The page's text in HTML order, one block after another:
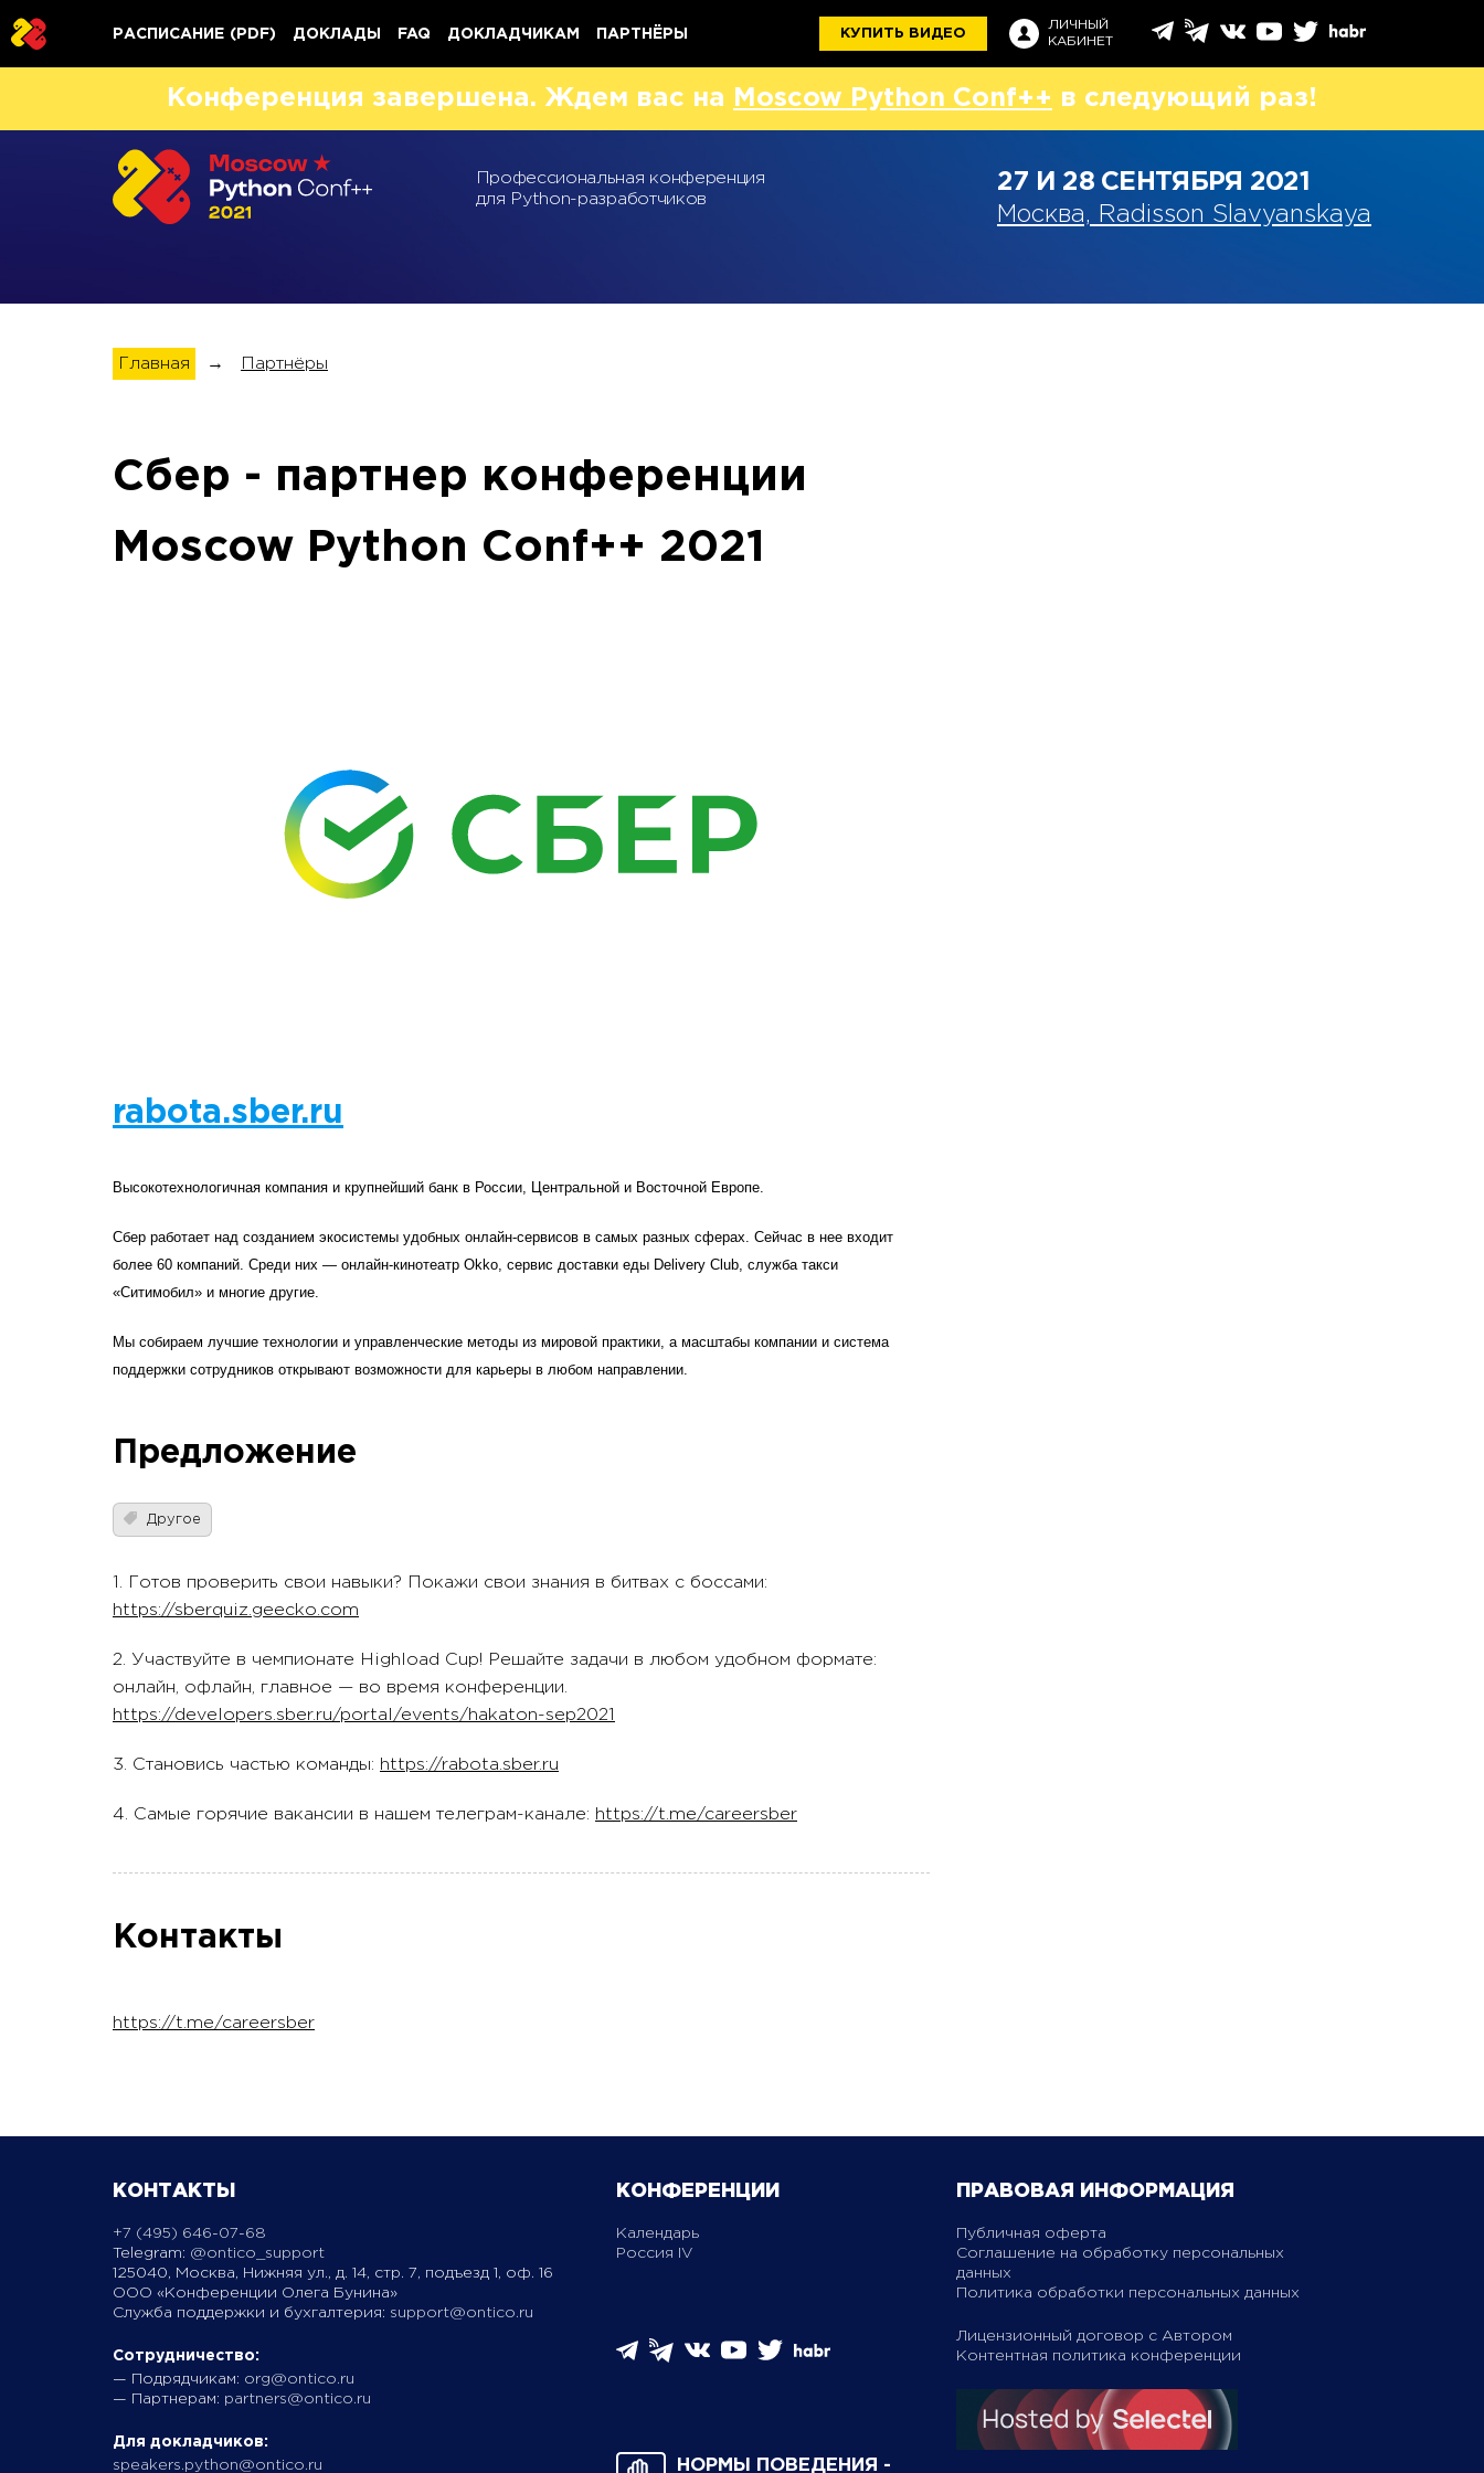
РАСПИСАНИЕ (PDF) ДОКЛАДЫ FAQ ДОКЛАДЧИКАМ ПАРТНЁРЫ КУПИТЬ ВИДЕО
ЛИЧНЫЙ
КАБИНЕТ
Конференция завершена. Ждем вас на Moscow Python Conf++ в следующий раз!
Профессиональная конференция
для Python-разработчиков
27 И 28 СЕНТЯБРЯ 2021
Москва, Radisson Slavyanskaya
Главная → Партнёры
Сбер - партнер конференции
Moscow Python Conf++ 2021
rabota.sber.ru
Высокотехнологичная компания и крупнейший банк в России, Центральной и Восточной Европе.
Сбер работает над созданием экосистемы удобных онлайн-сервисов в самых разных сферах. Сейчас в нее входит
более 60 компаний. Среди них — онлайн-кинотеатр Okko, сервис доставки еды Delivery Club, служба такси
«Ситимобил» и многие другие.
Мы собираем лучшие технологии и управленческие методы из мировой практики, а масштабы компании и система
поддержки сотрудников открывают возможности для карьеры в любом направлении.
Предложение
Другое
1. Готов проверить свои навыки? Покажи свои знания в битвах с боссами:
https://sberquiz.geecko.com
2. Участвуйте в чемпионате Highload Cup! Решайте задачи в любом удобном формате:
онлайн, офлайн, главное — во время конференции.
https://developers.sber.ru/portal/events/hakaton-sep2021
3. Становись частью команды: https://rabota.sber.ru
4. Самые горячие вакансии в нашем телеграм-канале: https://t.me/careersber
Контакты
https://t.me/careersber
КОНТАКТЫ
+7 (495) 646-07-68
Telegram: @ontico_support
125040, Москва, Нижняя ул., д. 14, стр. 7, подъезд 1, оф. 16
ООО «Конференции Олега Бунина»
Служба поддержки и бухгалтерия: support@ontico.ru
Сотрудничество:
— Подрядчикам: org@ontico.ru
— Партнерам: partners@ontico.ru
Для докладчиков:
speakers.python@ontico.ru
КОНФЕРЕНЦИИ
Календарь
Россия IV
НОРМЫ ПОВЕДЕНИЯ ­
ПРАВОВАЯ ИНФОРМАЦИЯ
Публичная оферта
Соглашение на обработку персональных
данных
Политика обработки персональных данных
Лицензионный договор с Автором
Контентная политика конференции